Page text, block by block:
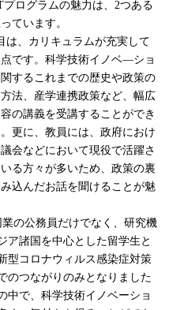
プログラムの魅力は、 2つある
ています。
は、カリキュラムが充実して
です。科学技術イノベ―ショ
関するこれまでの歴史や政策の
法、産学連携政策など、幅広
の講義を受講することができ
更に、教員には、政府におけ
会などにおいて現役で活躍さ
る方々が多いため、政策の裏
込んだお話を聞けることが魅
の公務員だけでなく、研究機
ア諸国を中心とした留学生と
型コロナウィルス感染症対策
のつながりのみとなりました
中で、科学技術イノベーショ